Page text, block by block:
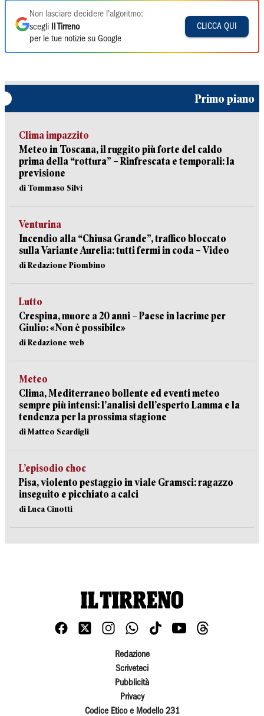
Non lasciare decidere l'algoritmo:
scegli
Il Tirreno
per le tue notizie su Google
CLICCA QUI
Primo piano
Clima impazzito
Meteo in Toscana, il ruggito più forte del caldo
prima della “rottura” – Rinfrescata e temporali: la
previsione
di Tommaso Silvi
Venturina
Incendio alla “Chiusa Grande”, traffico bloccato
sulla Variante Aurelia: tutti fermi in coda – Video
di Redazione Piombino
Lutto
Crespina, muore a 20 anni – Paese in lacrime per
Giulio: «Non è possibile»
di Redazione web
Meteo
Clima, Mediterraneo bollente ed eventi meteo
sempre più intensi: l’analisi dell’esperto Lamma e la
tendenza per la prossima stagione
di Matteo Scardigli
L’episodio choc
Pisa, violento pestaggio in viale Gramsci: ragazzo
inseguito e picchiato a calci
di Luca Cinotti
Redazione
Scriveteci
Pubblicità
Privacy
Codice Etico e Modello 231